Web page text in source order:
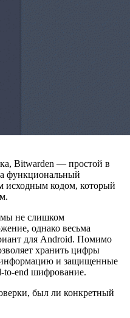
Bitwarden — простой в
функциональный
исходным кодом, который
не слишком
однако весьма
для Android. Помимо
хранить цифры
информацию и защищенные
to-end шифрование.
был ли конкретный